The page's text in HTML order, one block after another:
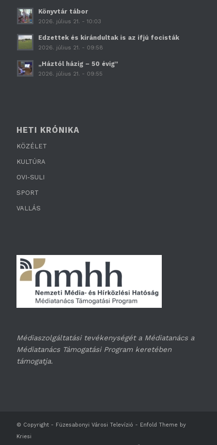
Könyvtár tábor
2026. július 21. - 10:03
Edzettek és kirándultak is az ifjú focisták
2026. július 21. - 09:58
„Háztól házig – 50 évig”
2026. július 21. - 09:55
HETI KRÓNIKA
KÖZÉLET
KULTÚRA
OVI-SULI
SPORT
VALLÁS
Médiaszolgáltatási tevékenységét a Médiatanács a
Médiatanács Támogatási Program keretében
támogatja.
© Copyright - Füzesabonyi Városi Televízió - Enfold Theme by
Kriesi